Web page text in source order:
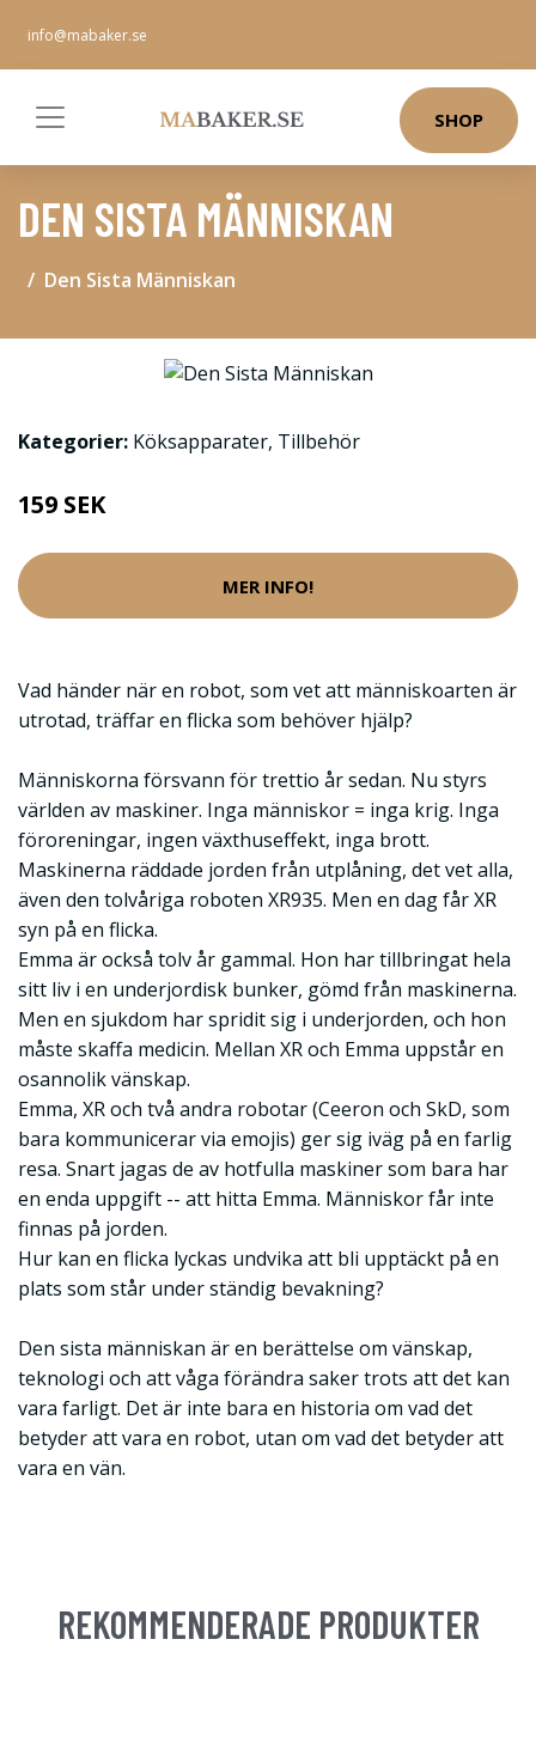
info@mabaker.se
SHOP
DEN SISTA MÄNNISKAN
Den Sista Människan
Kategorier: Köksapparater, Tillbehör
159 SEK
MER INFO!
Vad händer när en robot, som vet att människoarten är
utrotad, träffar en flicka som behöver hjälp?
Människorna försvann för trettio år sedan. Nu styrs
världen av maskiner. Inga människor = inga krig. Inga
föroreningar, ingen växthuseffekt, inga brott.
Maskinerna räddade jorden från utplåning, det vet alla,
även den tolvåriga roboten XR935. Men en dag får XR
syn på en flicka.
Emma är också tolv år gammal. Hon har tillbringat hela
sitt liv i en underjordisk bunker, gömd från maskinerna.
Men en sjukdom har spridit sig i underjorden, och hon
måste skaffa medicin. Mellan XR och Emma uppstår en
osannolik vänskap.
Emma, XR och två andra robotar (Ceeron och SkD, som
bara kommunicerar via emojis) ger sig iväg på en farlig
resa. Snart jagas de av hotfulla maskiner som bara har
en enda uppgift -- att hitta Emma. Människor får inte
finnas på jorden.
Hur kan en flicka lyckas undvika att bli upptäckt på en
plats som står under ständig bevakning?
Den sista människan är en berättelse om vänskap,
teknologi och att våga förändra saker trots att det kan
vara farligt. Det är inte bara en historia om vad det
betyder att vara en robot, utan om vad det betyder att
vara en vän.
REKOMMENDERADE PRODUKTER